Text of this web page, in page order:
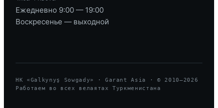
Ежедневно 9:00 — 19:00
Воскресенье — выходной
HK «Galkynyş Sowgady» · Garant Asia · © 2010—2026
Работаем во всех велаятах Туркменистана